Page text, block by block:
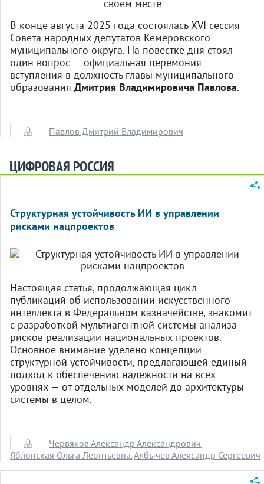
В конце августа 2025 года состоялась XVI сессия
Совета народных депутатов Кемеровского
муниципального округа. На повестке дня стоял
один вопрос — официальная церемония
вступления в должность главы муниципального
образования Дмитрия Владимировича Павлова.
Павлов Дмитрий Владимирович
ЦИФРОВАЯ РОССИЯ
Структурная устойчивость ИИ в управлении
рисками нацпроектов
Настоящая статья, продолжающая цикл
публикаций об использовании искусственного
интеллекта в Федеральном казначействе, знакомит
с разработкой мультиагентной системы анализа
рисков реализации национальных проектов.
Основное внимание уделено концепции
структурной устойчивости, предлагающей единый
подход к обеспечению надежности на всех
уровнях — от отдельных моделей до архитектуры
системы в целом.
Червяков Александр Александрович,
Яблонская Ольга Леонтьевна, Албычев Александр Сергеевич